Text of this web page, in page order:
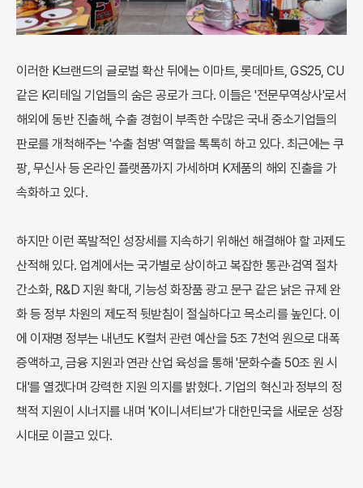
이러한 K브랜드의 글로벌 확산 뒤에는 이마트, 롯데마트, GS25, CU
같은 K리테일 기업들의 숨은 공로가 크다. 이들은 '전문무역상사'로서
해외에 동반 진출해, 수출 경험이 부족한 수많은 국내 중소기업들의
판로를 개척해주는 '수출 첨병' 역할을 톡톡히 하고 있다. 최근에는 쿠
팡, 무신사 등 온라인 플랫폼까지 가세하며 K제품의 해외 진출을 가
속화하고 있다.
하지만 이런 폭발적인 성장세를 지속하기 위해선 해결해야 할 과제도
산적해 있다. 업계에서는 국가별로 상이하고 복잡한 통관·검역 절차
간소화, R&D 지원 확대, 기능성 화장품 광고 문구 같은 낡은 규제 완
화 등 정부 차원의 제도적 뒷받침이 절실하다고 목소리를 높인다. 이
에 이재명 정부는 내년도 K컬처 관련 예산을 5조 7천억 원으로 대폭
증액하고, 금융 지원과 연관 산업 육성을 통해 '문화수출 50조 원 시
대'를 열겠다며 강력한 지원 의지를 밝혔다. 기업의 혁신과 정부의 정
책적 지원이 시너지를 내며 'K이니셔티브'가 대한민국을 새로운 성장
시대로 이끌고 있다.